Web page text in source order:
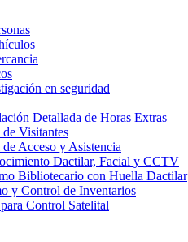
en seguridad
Detallada de Horas Extras
Visitantes
Acceso y Asistencia
Dactilar, Facial y CCTV
Bibliotecario con Huella Dactilar
y Control de Inventarios
Control Satelital